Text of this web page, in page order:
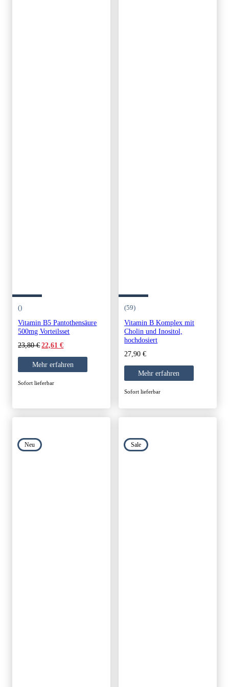
()
Vitamin B5 Pantothensäure
500mg Vorteilsset
23,80€Original
was:
23,80 €.
22,61€Current
is:
22,61 €.
Mehr erfahren
Sofort lieferbar
(59)
Vitamin B Komplex mit
Cholin und Inositol,
hochdosiert
27,90€
Mehr erfahren
Sofort lieferbar
Neu Sale